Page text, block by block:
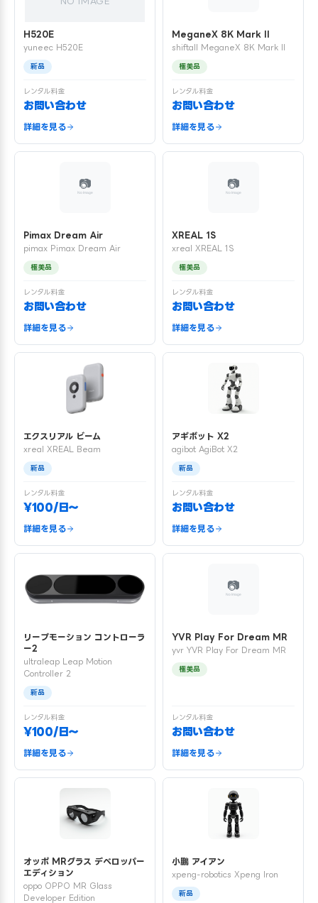
H520E
yuneec H520E
新品
レンタル料金
お問い合わせ
詳細を見る
MeganeX 8K Mark II
shiftall MeganeX 8K Mark II
極美品
レンタル料金
お問い合わせ
詳細を見る
Pimax Dream Air
pimax Pimax Dream Air
極美品
レンタル料金
お問い合わせ
詳細を見る
XREAL 1S
xreal XREAL 1S
極美品
レンタル料金
お問い合わせ
詳細を見る
エクスリアル ビーム
xreal XREAL Beam
新品
レンタル料金
¥100/日〜
詳細を見る
アギボット X2
agibot AgiBot X2
新品
レンタル料金
お問い合わせ
詳細を見る
リープモーション コントローラ
ー2
ultraleap Leap Motion
Controller 2
新品
レンタル料金
¥100/日〜
詳細を見る
YVR Play For Dream MR
yvr YVR Play For Dream MR
極美品
レンタル料金
お問い合わせ
詳細を見る
オッポ MRグラス デベロッパー
エディション
oppo OPPO MR Glass
Developer Edition
小鵬 アイアン
xpeng-robotics Xpeng Iron
新品